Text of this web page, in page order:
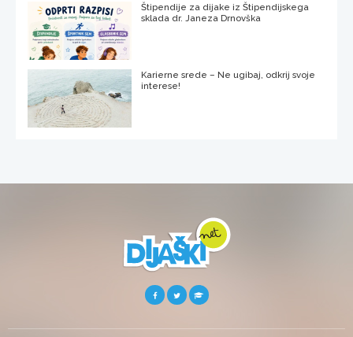
Štipendije za dijake iz Štipendijskega
sklada dr. Janeza Drnovška
Karierne srede – Ne ugibaj, odkrij svoje
interese!